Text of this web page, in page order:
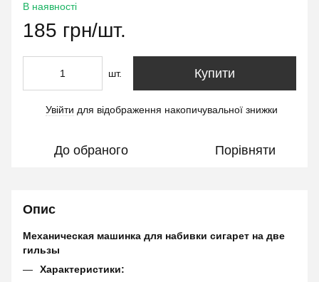
В наявності
185 грн/шт.
шт. Купити
Увійти для відображення накопичувальної знижки
До обраного Порівняти
Опис
Механическая машинка для набивки сигарет на две
гильзы
Характеристики: